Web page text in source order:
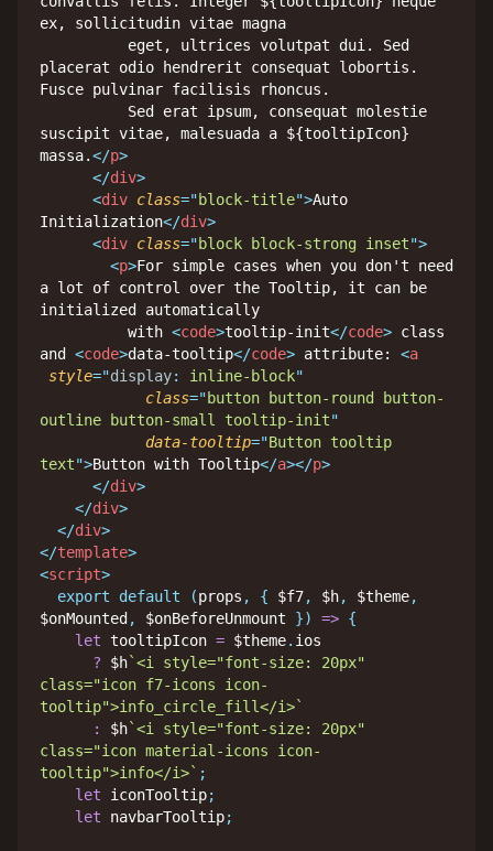
ex, sollicitudin vitae magna
placerat odio hendrerit consequat lobortis.
Fusce pulvinar facilisis rhoncus.
suscipit vitae, malesuada a ${tooltipIcon}
massa.</p>
</div>
<div class="block-title">Auto
Initialization</div>
<div class="block block-strong inset">
<p>For simple cases when you don't need
a lot of control over the Tooltip, it can be
initialized automatically
          with
<code>tooltip-init</code> class
and <code>data-tooltip</code> attribute: <a
style="display: inline-block"
class="button button-round button-
outline button-small tooltip-init"
data-tooltip="Button tooltip
text">Button with Tooltip</a></p>
</div>
</div>
</div>
</template>
<script>
export
default (props , { $f7, $h, $theme,
$onMounted , $onBeforeUnmount }) => {
let tooltipIcon = $theme. ios
? $h`<i style="font-size: 20px"
class="icon f7-icons icon-
tooltip">info_circle_fill</i>`
:
$h`<i style="font-size: 20px"
class="icon material-icons icon-
tooltip">info</i>` ;
let iconTooltip;
let navbarTooltip;